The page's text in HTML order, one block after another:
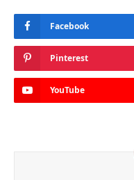
Facebook
Pinterest
YouTube